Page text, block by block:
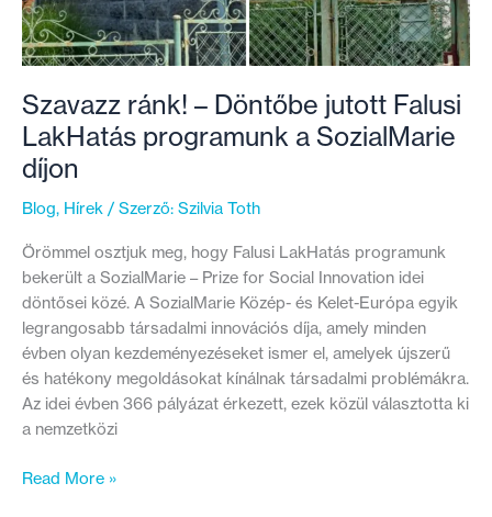
Szavazz ránk! – Döntőbe jutott Falusi
LakHatás programunk a SozialMarie
díjon
Blog, Hírek / Szerző: Szilvia Toth
Örömmel osztjuk meg, hogy Falusi LakHatás programunk
bekerült a SozialMarie – Prize for Social Innovation idei
döntősei közé. A SozialMarie Közép- és Kelet-Európa egyik
legrangosabb társadalmi innovációs díja, amely minden
évben olyan kezdeményezéseket ismer el, amelyek újszerű
és hatékony megoldásokat kínálnak társadalmi problémákra.
Az idei évben 366 pályázat érkezett, ezek közül választotta ki
a nemzetközi
Szavazz
Read More »